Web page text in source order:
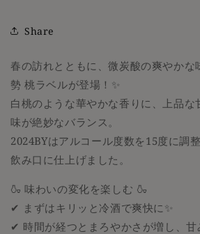
Share
春の訪れとともに、微炭酸の爽やかな
勢 桃ラベルが登場！✨
白桃のような華やかな香りに、上品な
味が絶妙なバランス。
2024BYはアルコール度数を15度に調
飲み口に仕上げました。
🍶 味わいの変化を楽しむ 🍶
✔ まずはキリッと冷酒で爽快に✨
✔ 時間が経つとまろやかさが増し、甘